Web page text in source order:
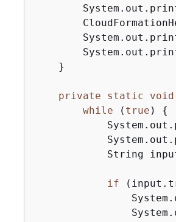
    }
private static void
while ( true ) {
String
if